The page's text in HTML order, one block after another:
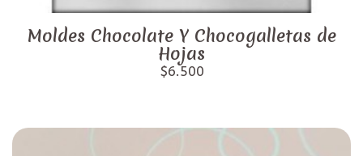
Moldes Chocolate Y Chocogalletas de
Hojas
$6.500